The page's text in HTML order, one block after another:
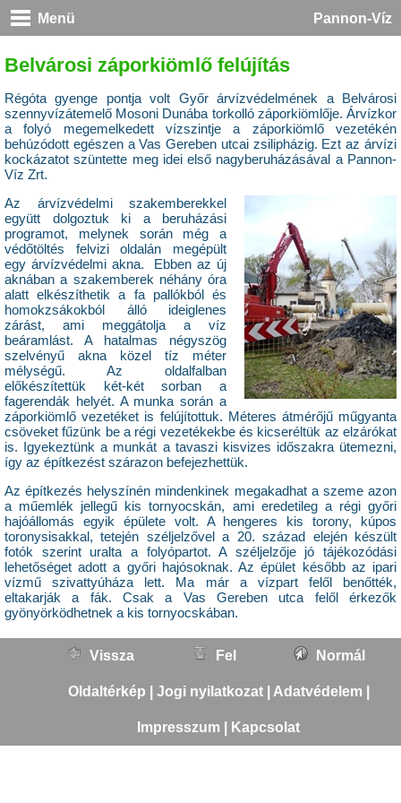
Menü Pannon-Víz
Belvárosi záporkiömlő felújítás
Régóta gyenge pontja volt Győr árvízvédelmének a Belvárosi
szennyvízátemelő Mosoni Dunába torkolló záporkiömlője. Árvízkor
a folyó megemelkedett vízszintje a záporkiömlő vezetékén
behúzódott egészen a Vas Gereben utcai zsilipházig. Ezt az árvízi
kockázatot szüntette meg idei első nagyberuházásával a Pannon-
Víz Zrt.
Az árvízvédelmi szakemberekkel
együtt dolgoztuk ki a beruházási
programot, melynek során még a
védőtöltés felvizi oldalán megépült
egy árvízvédelmi akna. Ebben az új
aknában a szakemberek néhány óra
alatt elkészíthetik a fa pallókból és
homokzsákokból álló ideiglenes
zárást, ami meggátolja a víz
beáramlást. A hatalmas négyszög
szelvényű akna közel tíz méter
mélységű. Az oldalfalban
előkészítettük két-két sorban a
fagerendák helyét. A munka során a
záporkiömlő vezetéket is felújítottuk. Méteres átmérőjű műgyanta
csöveket fűzünk be a régi vezetékekbe és kicseréltük az elzárókat
is. Igyekeztünk a munkát a tavaszi kisvizes időszakra ütemezni,
így az építkezést szárazon befejezhettük.
Az építkezés helyszínén mindenkinek megakadhat a szeme azon
a műemlék jellegű kis tornyocskán, ami eredetileg a régi győri
hajóállomás egyik épülete volt. A hengeres kis torony, kúpos
toronysisakkal, tetején széljelzővel a 20. század elején készült
fotók szerint uralta a folyópartot. A széljelzője jó tájékozódási
lehetőséget adott a győri hajósoknak. Az épület később az ipari
vízmű szivattyúháza lett. Ma már a vízpart felől benőtték,
eltakarják a fák. Csak a Vas Gereben utca felől érkezők
gyönyörködhetnek a kis tornyocskában.
Vissza Fel Normál
Oldaltérkép Jogi nyilatkozat| Adatvédelem|
Impresszum Kapcsolat